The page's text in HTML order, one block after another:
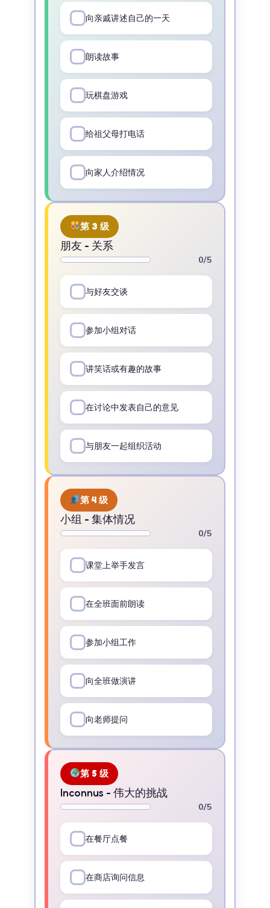
向亲戚讲述自己的一天
朗读故事
玩棋盘游戏
给祖父母打电话
向家人介绍情况
第 3 级
朋友 - 关系
0/5
与好友交谈
参加小组对话
讲笑话或有趣的故事
在讨论中发表自己的意见
与朋友一起组织活动
第 4 级
小组 - 集体情况
0/5
课堂上举手发言
在全班面前朗读
参加小组工作
向全班做演讲
向老师提问
第 5 级
Inconnus - 伟大的挑战
0/5
在餐厅点餐
在商店询问信息